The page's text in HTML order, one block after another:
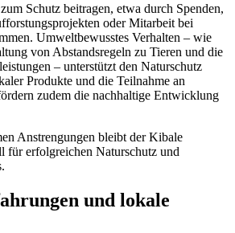
Schutz beitragen, etwa durch Spenden,
oder Mitarbeit bei
Umweltbewusstes Verhalten – wie
von Abstandsregeln zu Tieren und die
– unterstützt den Naturschutz
Produkte und die Teilnahme an
zudem die nachhaltige Entwicklung
Anstrengungen bleibt der Kibale
für erfolgreichen Naturschutz und
und lokale